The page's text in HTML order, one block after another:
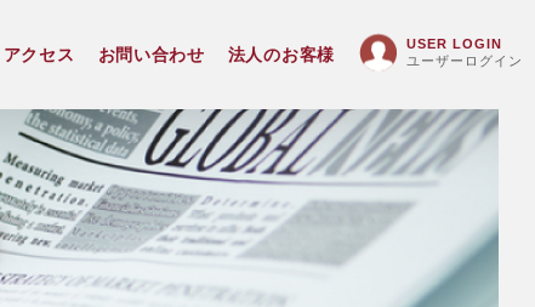
アクセス お問い合わせ 法人のお客様
USER LOGIN
ユーザーログイン